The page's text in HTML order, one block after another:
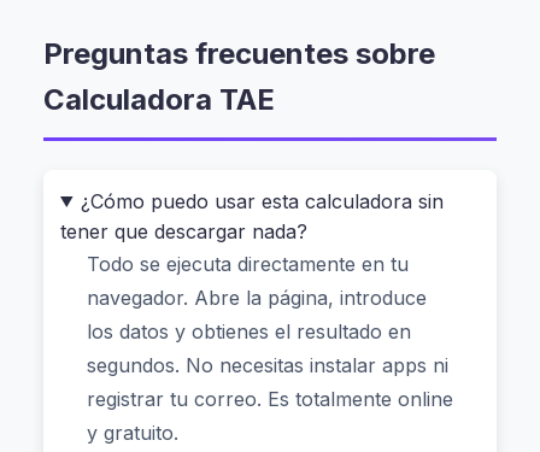
a un asesor financiero en tu bolsillo, sin pagar ni
un euro. Y lo mejor: todo se hace localmente, en
¿Qué es una Calculadora TAE y
por qué es tan útil para alguien
en España?
La TAE (Tasa Anual Equivalente) es el indicador
que muestra el
Preguntas frecuentes sobre
Calculadora TAE
¿Cómo puedo usar esta calculadora sin
tener que descargar nada?
Todo se ejecuta directamente en tu
navegador. Abre la página, introduce
los datos y obtienes el resultado en
segundos. No necesitas instalar apps ni
registrar tu correo. Es totalmente online
y gratuito.